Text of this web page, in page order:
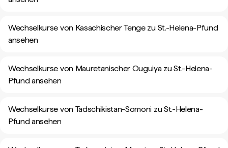
Wechselkurse von Kasachischer Tenge zu St.-Helena-Pfund
ansehen
Wechselkurse von Mauretanischer Ouguiya zu St.-Helena-
Pfund ansehen
Wechselkurse von Tadschikistan-Somoni zu St.-Helena-
Pfund ansehen